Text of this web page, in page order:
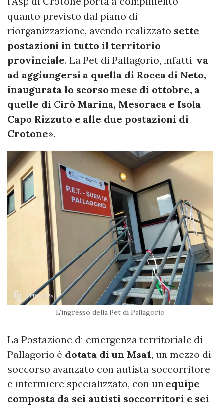
quanto previsto dal piano di
riorganizzazione, avendo realizzato sette
postazioni in tutto il territorio
provinciale. La Pet di Pallagorio, infatti, va
ad aggiungersi a quella di Rocca di Neto,
inaugurata lo scorso mese di ottobre, a
quelle di Cirò Marina, Mesoraca e Isola
Capo Rizzuto e alle due postazioni di
Crotone».
L'ingresso della Pet di Pallagorio
La Postazione di emergenza territoriale di
Pallagorio è dotata di un Msa1, un mezzo di
soccorso avanzato con autista soccorritore
e infermiere specializzato, con un’equipe
composta da sei autisti soccorritori e sei